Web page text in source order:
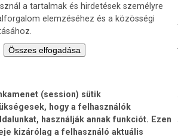
a tartalmak és hirdetések személyre
elemzéséhez és a közösségi
Összes elfogadása
(session) sütik
hogy a felhasználók
használják annak funkciót. Ezen
kizárólag a felhasználó aktuális